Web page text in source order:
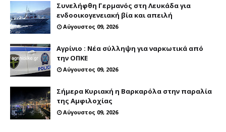
Συνελήφθη Γερμανός στη Λευκάδα για
ενδοοικογενειακή βία και απειλή
Αύγουστος 09, 2026
Αγρίνιο : Νέα σύλληψη για ναρκωτικά από
την ΟΠΚΕ
Αύγουστος 09, 2026
Σήμερα Κυριακή η Βαρκαρόλα στην παραλία
της Αμφιλοχίας
Αύγουστος 09, 2026